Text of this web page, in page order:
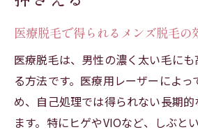
医療脱毛で得られるメンズ脱毛の
医療脱毛は、男性の濃く太い毛に
る方法です。医療用レーザーによ
め、自己処理では得られない長期
ます。特にヒゲやVIOなど、しぶと